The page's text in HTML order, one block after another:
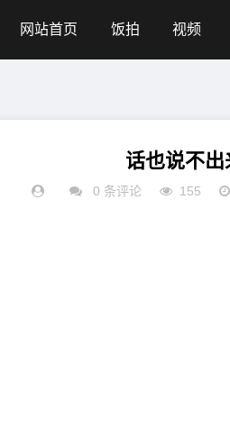
网站首页 饭拍 视频
话也说不出
0 条评论 155